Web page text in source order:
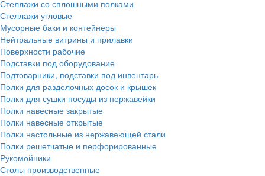
Стеллажи со сплошными полками
Стеллажи угловые
Мусорные баки и контейнеры
Нейтральные витрины и прилавки
Поверхности рабочие
Подставки под оборудование
Подтоварники, подставки под инвентарь
Полки для разделочных досок и крышек
Полки для сушки посуды из нержавейки
Полки навесные закрытые
Полки навесные открытые
Полки настольные из нержавеющей стали
Полки решетчатые и перфорированные
Рукомойники
Столы производственные